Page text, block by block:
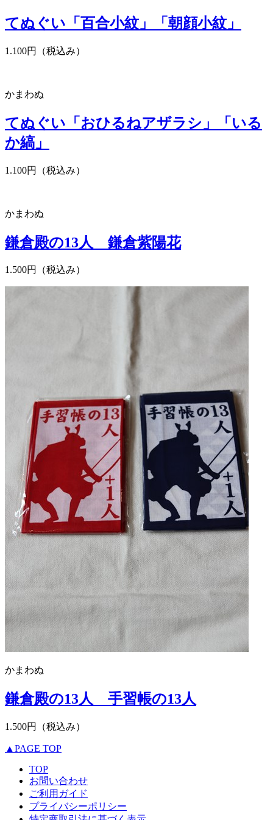
てぬぐい「百合小紋」「朝顔小紋」
1.100円（税込み）
かまわぬ
てぬぐい「おひるねアザラシ」「いる
か縞」
1.100円（税込み）
かまわぬ
鎌倉殿の13人 鎌倉紫陽花
1.500円（税込み）
かまわぬ
鎌倉殿の13人 手習帳の13人
1.500円（税込み）
▲PAGE TOP
TOP
お問い合わせ
ご利用ガイド
プライバシーポリシー